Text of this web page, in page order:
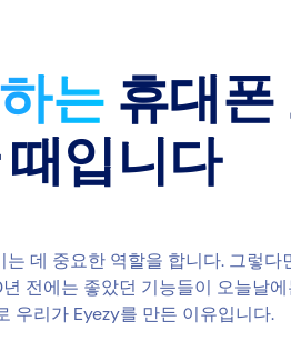
는 휴대폰
입니다
데 중요한 역할을 합니다. 그렇다
전에는 좋았던 기능들이 오늘날
우리가 Eyezy를 만든 이유입니다.